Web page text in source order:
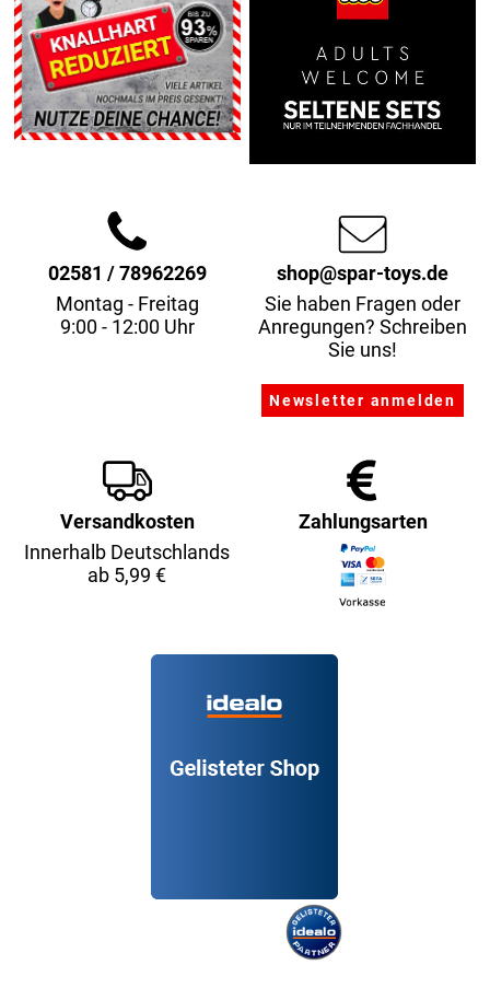
02581 / 78962269
Montag - Freitag
9:00 - 12:00 Uhr
shop@spar-toys.de
Sie haben Fragen oder
Anregungen? Schreiben
Sie uns!
Versandkosten
Innerhalb Deutschlands
ab 5,99 €
Zahlungsarten